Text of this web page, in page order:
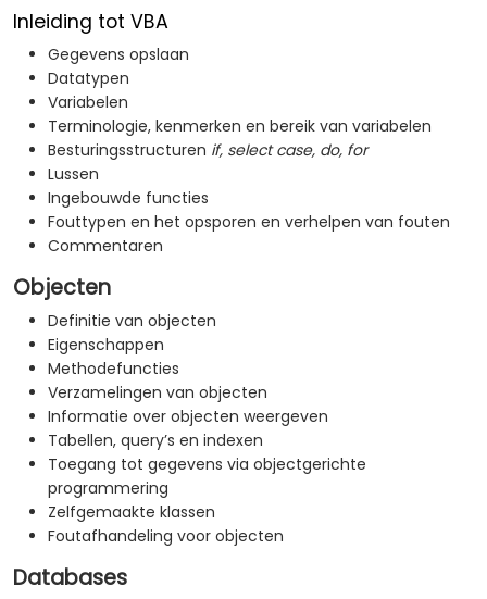
Inleiding tot VBA
Gegevens opslaan
Datatypen
Variabelen
Terminologie, kenmerken en bereik van variabelen
Besturingsstructuren if, select case, do, for
Lussen
Ingebouwde functies
Fouttypen en het opsporen en verhelpen van fouten
Commentaren
Objecten
Definitie van objecten
Eigenschappen
Methodefuncties
Verzamelingen van objecten
Informatie over objecten weergeven
Tabellen, query’s en indexen
Toegang tot gegevens via objectgerichte
programmering
Zelfgemaakte klassen
Foutafhandeling voor objecten
Databases